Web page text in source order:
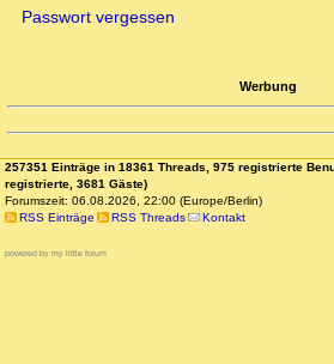
Passwort vergessen
Werbung
257351 Einträge in 18361 Threads, 975 registrierte
registrierte, 3681 Gäste)
Forumszeit: 06.08.2026, 22:00 (Europe/Berlin)
RSS Einträge
RSS Threads Kontakt
powered by my little forum